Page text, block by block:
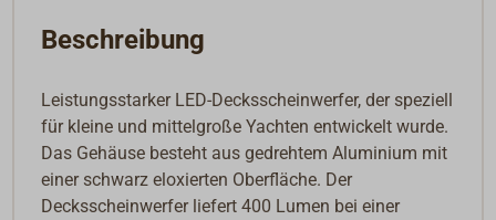
Beschreibung
Leistungsstarker LED-Decksscheinwerfer, der speziell
für kleine und mittelgroße Yachten entwickelt wurde.
Das Gehäuse besteht aus gedrehtem Aluminium mit
einer schwarz eloxierten Oberfläche. Der
Decksscheinwerfer liefert 400 Lumen bei einer